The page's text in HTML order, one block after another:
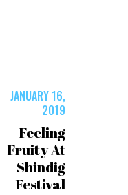
JANUARY 16,
2019
Feeling
Fruity At
Shindig
Festival